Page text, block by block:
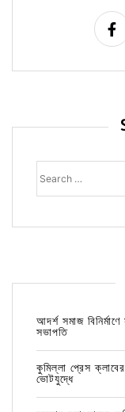
Search
for:
আদর্শ সমাজ
সভাপতি
কুমিল্লা প্রেস
ভোটযুদ্ধে